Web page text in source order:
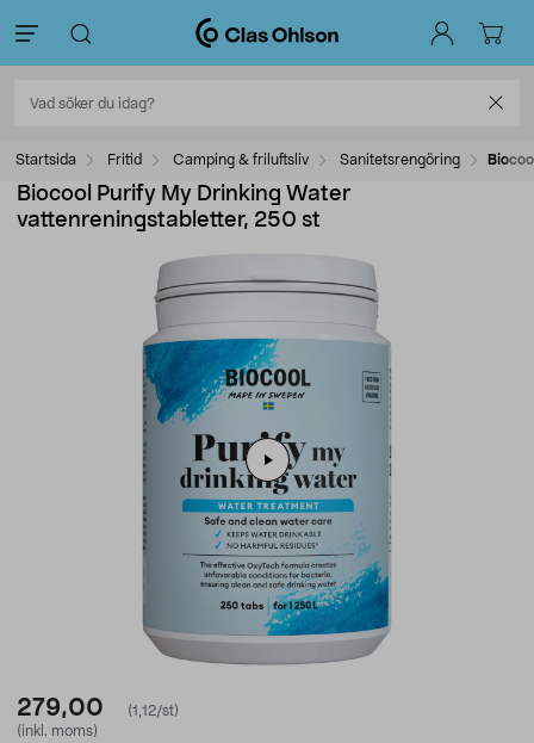
Startsida Fritid Camping & friluftsliv Sanitetsrengöring
Biocool Purify My Drinking Water
vattenreningstabletter, 250 st
279,00
(1,12/st)
(inkl. moms)